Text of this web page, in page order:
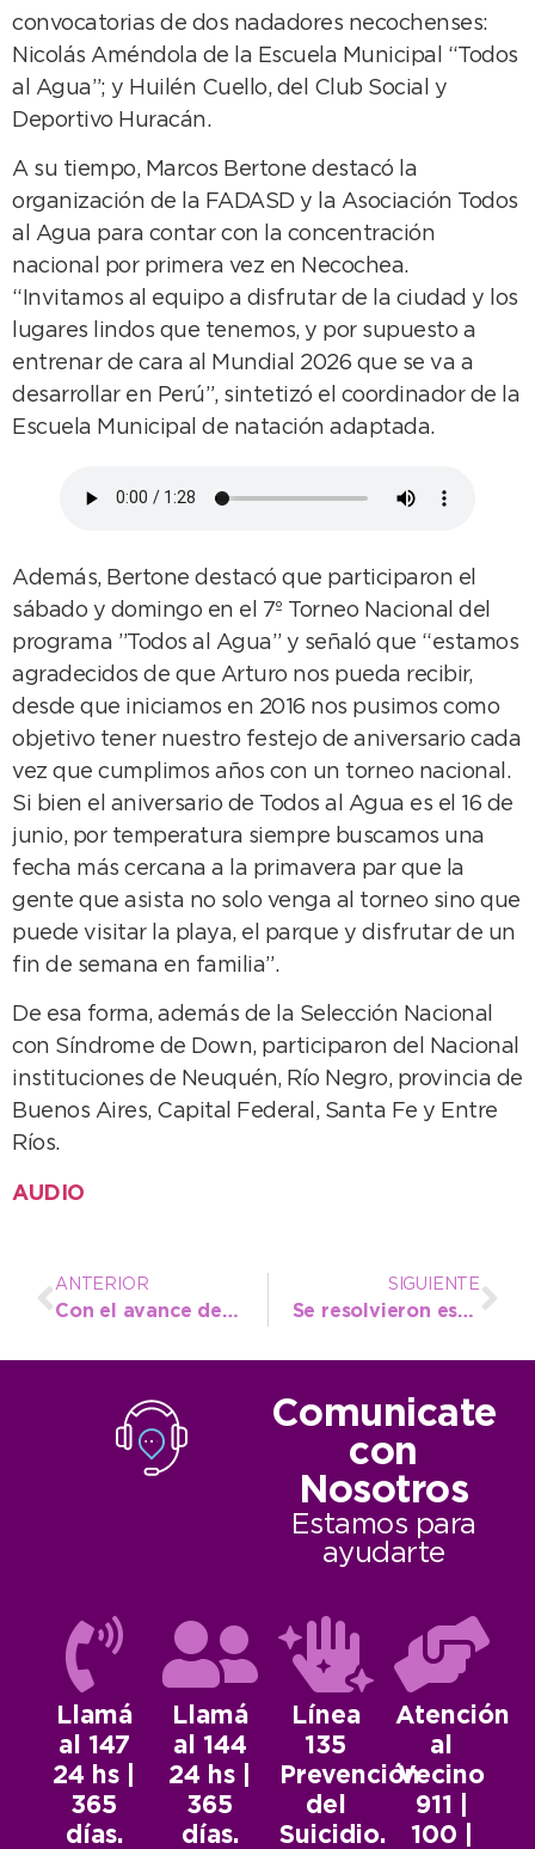
convocatorias de dos nadadores necochenses:
Nicolás Améndola de la Escuela Municipal “Todos
al Agua”; y Huilén Cuello, del Club Social y
Deportivo Huracán.
A su tiempo, Marcos Bertone destacó la
organización de la FADASD y la Asociación Todos
al Agua para contar con la concentración
nacional por primera vez en Necochea.
“Invitamos al equipo a disfrutar de la ciudad y los
lugares lindos que tenemos, y por supuesto a
entrenar de cara al Mundial 2026 que se va a
desarrollar en Perú”, sintetizó el coordinador de la
Escuela Municipal de natación adaptada.
Además, Bertone destacó que participaron el
sábado y domingo en el 7º Torneo Nacional del
programa ”Todos al Agua” y señaló que “estamos
agradecidos de que Arturo nos pueda recibir,
desde que iniciamos en 2016 nos pusimos como
objetivo tener nuestro festejo de aniversario cada
vez que cumplimos años con un torneo nacional.
Si bien el aniversario de Todos al Agua es el 16 de
junio, por temperatura siempre buscamos una
fecha más cercana a la primavera par que la
gente que asista no solo venga al torneo sino que
puede visitar la playa, el parque y disfrutar de un
fin de semana en familia”.
De esa forma, además de la Selección Nacional
con Síndrome de Down, participaron del Nacional
instituciones de Neuquén, Río Negro, provincia de
Buenos Aires, Capital Federal, Santa Fe y Entre
Ríos.
AUDIO
ANTERIOR
Con el avance del colector cloacal se sigue dotando de infraestructura básica al barrio Norte
SIGUIENTE
Se resolvieron este mes cientos de reclamos de agua y cloacas y se sigue con el mantenimiento diario
Comunicate
con
Nosotros
Estamos para
ayudarte
Llamá
al 147
24 hs |
365
días.
Llamá
al 144
24 hs |
365
días.
Línea
135
Prevención
del
Suicidio.
Atención
al
Vecino
911 |
100 |